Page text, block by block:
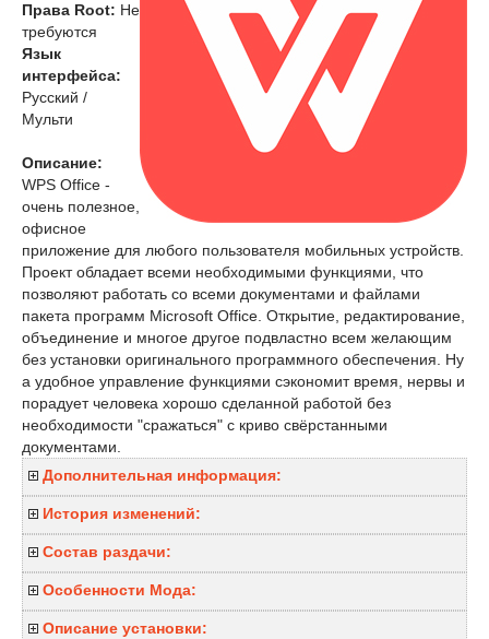
Права Root: Не
требуются
Язык
интерфейса:
Русский /
Мульти
Описание:
WPS Office -
очень полезное,
офисное
приложение для любого пользователя мобильных устройств.
Проект обладает всеми необходимыми функциями, что
позволяют работать со всеми документами и файлами
пакета программ Microsoft Office. Открытие, редактирование,
объединение и многое другое подвластно всем желающим
без установки оригинального программного обеспечения. Ну
а удобное управление функциями сэкономит время, нервы и
порадует человека хорошо сделанной работой без
необходимости "сражаться" с криво свёрстанными
документами.
Дополнительная информация:
История изменений:
Состав раздачи:
Особенности Мода:
Описание установки: